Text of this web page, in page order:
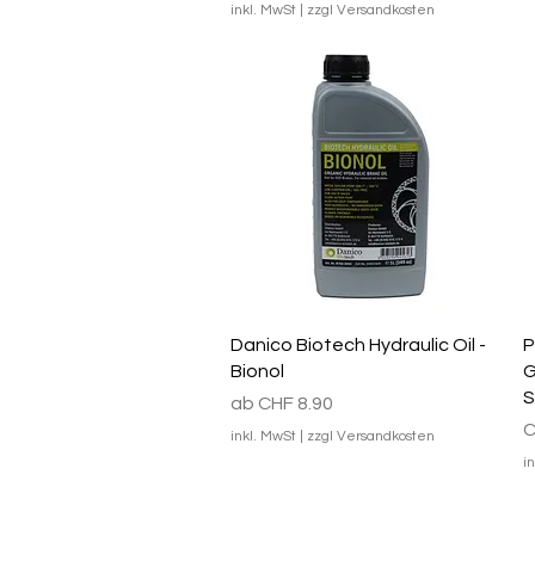
inkl. MwSt zzgl Versandkosten
Schnellansicht
Danico Biotech Hydraulic Oil -
Bionol
ab CHF 8.90
Sale-Preis
inkl. MwSt zzgl Versandkosten